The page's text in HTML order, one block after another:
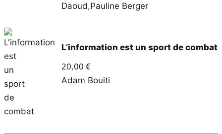
Daoud,Pauline Berger
L’information est un sport de combat
20,00 €
Adam Bouiti